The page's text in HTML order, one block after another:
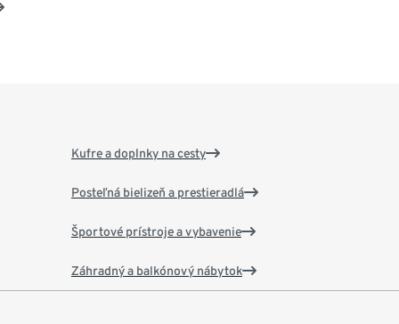
Kufre a doplnky na cesty
Posteľná bielizeň a prestieradlá
Športové prístroje a vybavenie
Záhradný a balkónový nábytok